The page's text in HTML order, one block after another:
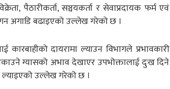
पैठारीकर्ता, सञ्चयकर्ता र सेवाप्रदायक फर्म एवं
अगाडि बढाइएको उल्लेख गरेको छ ।
दायरामा ल्याउन विभागले प्रभावकारी
ग्यासको अभाव देखाएर उपभोक्तालाई दुःख दिने
ल्याइएको उल्लेख गरेको छ ।